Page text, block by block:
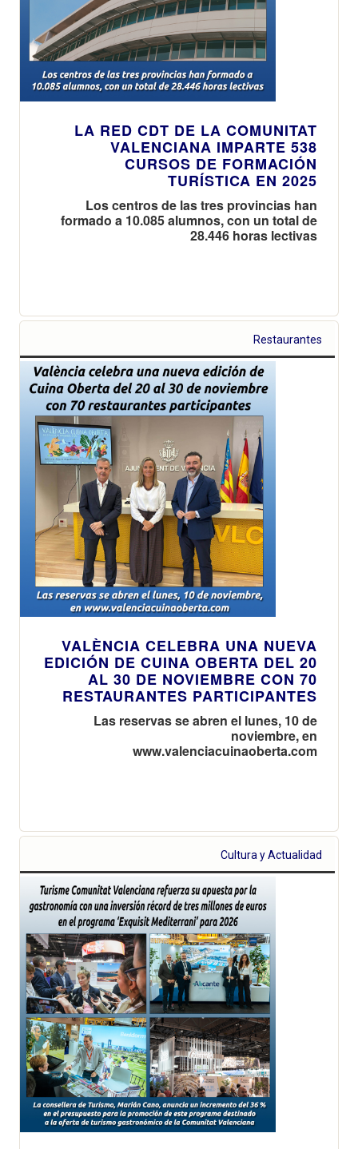
LA RED CDT DE LA COMUNITAT
VALENCIANA IMPARTE 538
CURSOS DE FORMACIÓN
TURÍSTICA EN 2025
Los centros de las tres provincias han
formado a 10.085 alumnos, con un total de
28.446 horas lectivas
Restaurantes
VALÈNCIA CELEBRA UNA NUEVA
EDICIÓN DE CUINA OBERTA DEL 20
AL 30 DE NOVIEMBRE CON 70
RESTAURANTES PARTICIPANTES
Las reservas se abren el lunes, 10 de
noviembre, en
www.valenciacuinaoberta.com
Cultura y Actualidad